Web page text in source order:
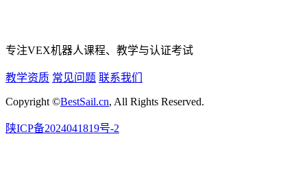
专注VEX机器人课程、教学与认证考试
教学资质 常见问题 联系我们
Copyright ©BestSail.cn, All Rights Reserved.
陕ICP备2024041819号-2